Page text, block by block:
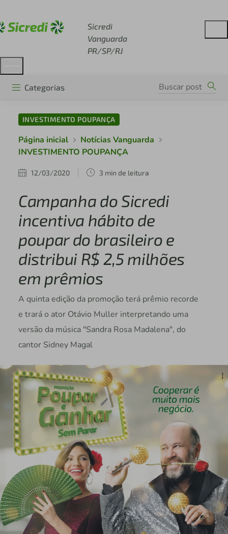
Sicredi
Vanguarda
PR/SP/RJ
Categorias
INVESTIMENTO POUPANÇA
Página inicial
Notícias Vanguarda
INVESTIMENTO POUPANÇA
12/03/2020 3 min de leitura
Campanha do Sicredi
incentiva hábito de
poupar do brasileiro e
distribui R$ 2,5 milhões
em prêmios
A quinta edição da promoção terá prêmio recorde
e trará o ator Otávio Muller interpretando uma
versão da música "Sandra Rosa Madalena", do
cantor Sidney Magal